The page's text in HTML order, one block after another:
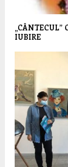
„CÂNTECUL”
IUBIRE